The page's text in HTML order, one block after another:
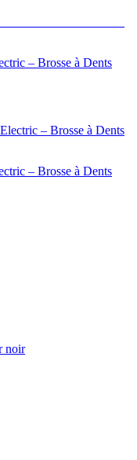
– Brosse à Dents
– Brosse à Dents
noir